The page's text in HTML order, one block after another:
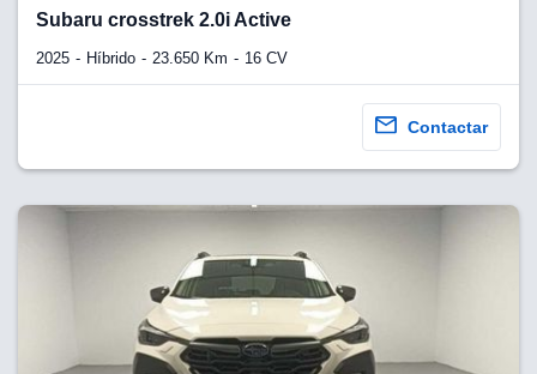
Subaru crosstrek 2.0i Active
2025 Híbrido 23.650 Km 16 CV
Contactar